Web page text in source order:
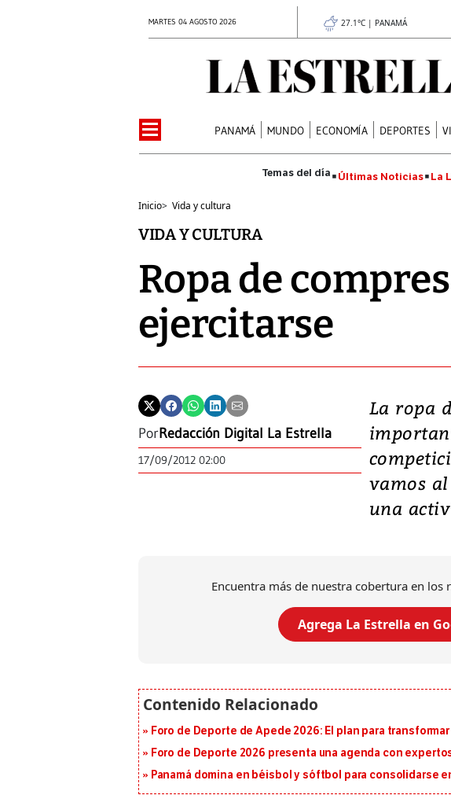
MARTES 04 AGOSTO 2026 27.1°C | PANAMÁ
PANAMÁ MUNDO ECONOMÍA DEPORTES
Últimas Noticias La
Inicio> Vida y cultura
VIDA Y CULTURA
Ropa de
ejercitarse
PorRedacción Digital La Estrella
17/09/2012 02:00
La ropa
vamos
una
Encuentra más de nuestra cobertura en los
Agrega La Estrella en
Foro de Deporte de Apede 2026: El plan para
Foro de Deporte 2026 presenta una agenda con
Panamá domina en béisbol y sóftbol para consolidarse